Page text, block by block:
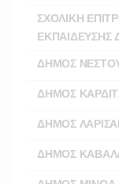
ΣΧΟΛΙΚΗ
ΔΗΜΟΣ
ΔΗΜΟΣ
ΔΗΜΟΣ
ΔΗΜΟΣ